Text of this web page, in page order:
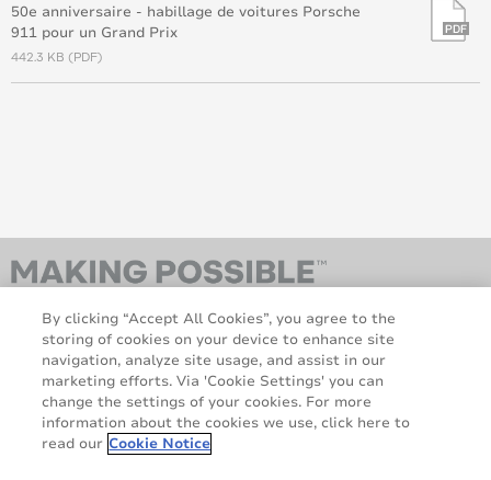
50e anniversaire - habillage de voitures Porsche
911 pour un Grand Prix
442.3 KB (PDF)
AveryDennison.com
À Propos
Mentions légales et de
By clicking “Accept All Cookies”, you agree to the
storing of cookies on your device to enhance site
navigation, analyze site usage, and assist in our
marketing efforts. Via 'Cookie Settings' you can
change the settings of your cookies. For more
information about the cookies we use, click here to
read our Cookie Notice